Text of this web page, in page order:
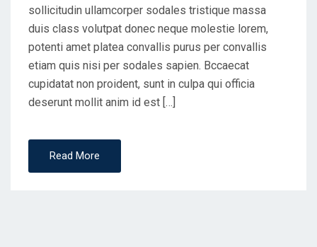
sollicitudin ullamcorper sodales tristique massa
duis class volutpat donec neque molestie lorem,
potenti amet platea convallis purus per convallis
etiam quis nisi per sodales sapien. Bccaecat
cupidatat non proident, sunt in culpa qui officia
deserunt mollit anim id est […]
Read More